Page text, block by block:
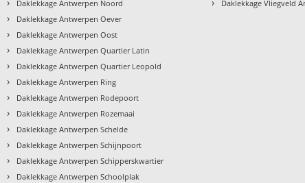
Daklekkage Antwerpen Noord
› Daklekkage Antwerpen Oever
› Daklekkage Antwerpen Oost
› Daklekkage Antwerpen Quartier Latin
› Daklekkage Antwerpen Quartier Leopold
› Daklekkage Antwerpen Ring
› Daklekkage Antwerpen Rodepoort
› Daklekkage Antwerpen Rozemaai
› Daklekkage Antwerpen Schelde
› Daklekkage Antwerpen Schijnpoort
› Daklekkage Antwerpen Schipperskwartier
› Daklekkage Antwerpen Schoolplak
Daklekkage Vliegveld